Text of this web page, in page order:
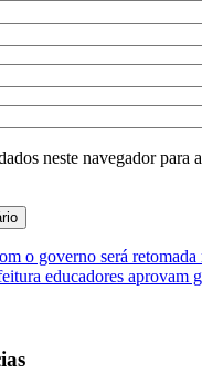
neste navegador para
o governo será
educadores aprovam